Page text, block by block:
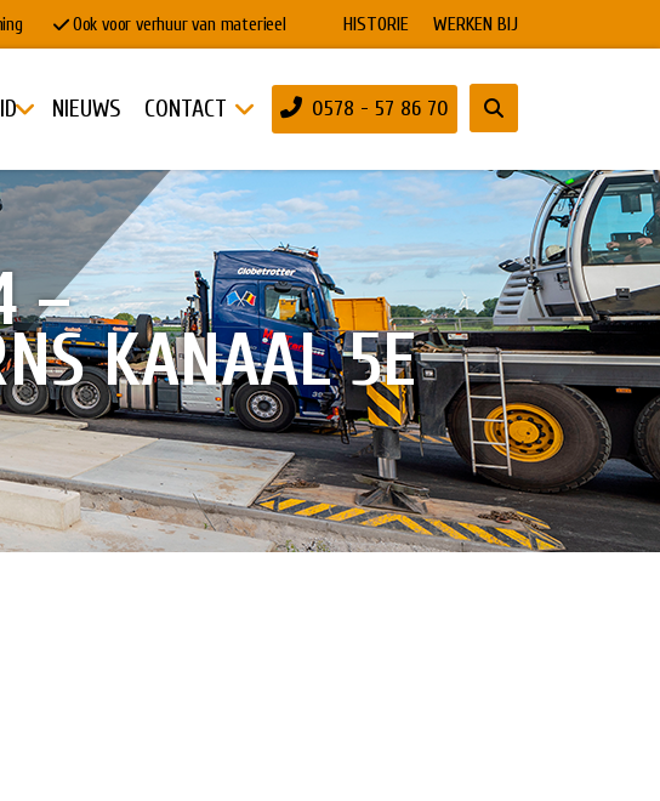
Ook voor verhuur van materieel HISTORIE WERKEN BIJ
NIEUWS CONTACT 0578 - 57 86 70
–
KANAAL 5E